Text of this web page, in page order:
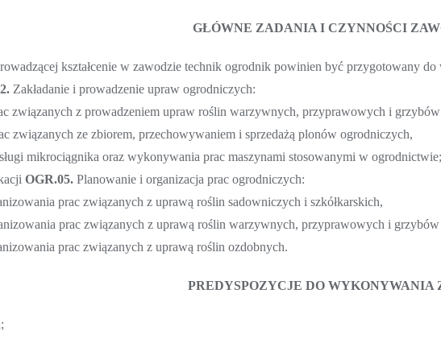
GŁÓWNE ZADANIA I CZYNNOŚCI
kształcenie w zawodzie technik ogrodnik powinien być przygotowany
Zakładanie i prowadzenie upraw ogrodniczych:
związanych z prowadzeniem upraw roślin warzywnych, przyprawowych i
związanych ze zbiorem, przechowywaniem i sprzedażą plonów ogrodniczych,
mikrociągnika oraz wykonywania prac maszynami stosowanymi w ogrodnictwie;
OGR.05. Planowanie i organizacja prac ogrodniczych:
prac związanych z uprawą roślin sadowniczych i szkółkarskich,
prac związanych z uprawą roślin warzywnych, przyprawowych i
prac związanych z uprawą roślin ozdobnych.
PREDYSPOZYCJE DO WYKONYWANIA